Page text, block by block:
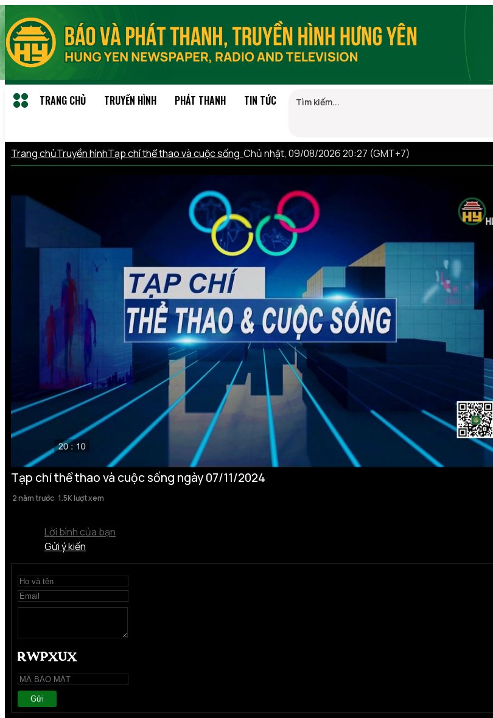
TRANG CHỦ TRUYỀN HÌNH PHÁT THANH TIN TỨC
Trang chủTruyền hìnhTạp chí thể thao và cuộc sống Chủ nhật, 09/08/2026 20:27 (GMT+7)
Tạp chí thể thao và cuộc sống ngày 07/11/2024
2 năm trước 1.5K lượt xem
Lời bình của bạn
Gửi ý kiến
Gửi